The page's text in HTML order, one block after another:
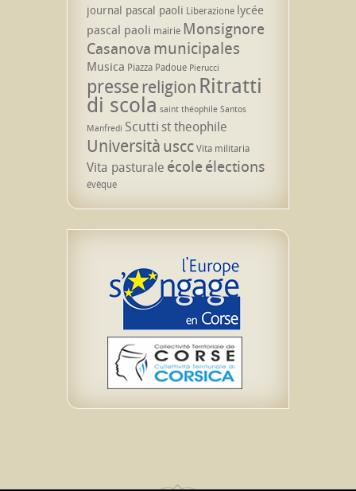
journal pascal paoli Liberazione lycée
pascal paoli mairie Monsignore
Casanova municipales
Musica Piazza Padoue Pierucci
pressereligion Ritratti
di scola saint théophile Santos
Manfredi Scuttist theophile
UniversitàusccVita militaria
Vita pasturale écoleélections
évêque